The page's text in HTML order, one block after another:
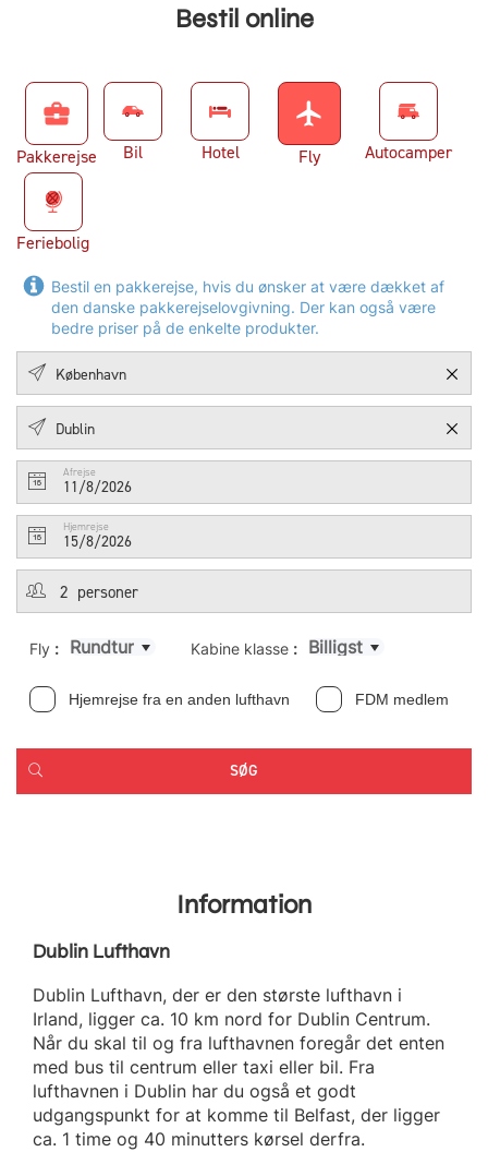
Bestil online
business_center
Pakkerejse Bil Hotel
flight
Fly Autocamper
Feriebolig
Bestil en pakkerejse, hvis du ønsker at være dækket af
den danske pakkerejselovgivning. Der kan også være
bedre priser på de enkelte produkter.
Afrejse
11/8/2026
Hjemrejse
15/8/2026
Fly : Rundtur Kabine klasse : Billigst
Hjemrejse fra en anden lufthavn FDM medlem
Information
Dublin Lufthavn
Dublin Lufthavn, der er den største lufthavn i
Irland, ligger ca. 10 km nord for Dublin Centrum.
Når du skal til og fra lufthavnen foregår det enten
med bus til centrum eller taxi eller bil. Fra
lufthavnen i Dublin har du også et godt
udgangspunkt for at komme til Belfast, der ligger
ca. 1 time og 40 minutters kørsel derfra.